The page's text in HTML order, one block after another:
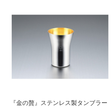
『金の贅』ステンレス製タンブラー